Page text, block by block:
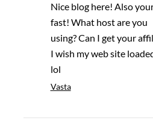
Nice blog here! Also
fast! What host are you
using? Can I get your
I wish my web site
lol
Vasta